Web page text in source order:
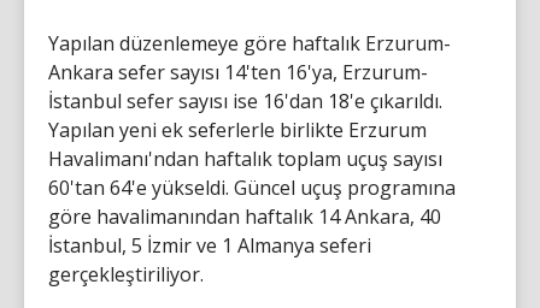
Yapılan düzenlemeye göre haftalık Erzurum-
Ankara sefer sayısı 14'ten 16'ya, Erzurum-
İstanbul sefer sayısı ise 16'dan 18'e çıkarıldı.
Yapılan yeni ek seferlerle birlikte Erzurum
Havalimanı'ndan haftalık toplam uçuş sayısı
60'tan 64'e yükseldi. Güncel uçuş programına
göre havalimanından haftalık 14 Ankara, 40
İstanbul, 5 İzmir ve 1 Almanya seferi
gerçekleştiriliyor.